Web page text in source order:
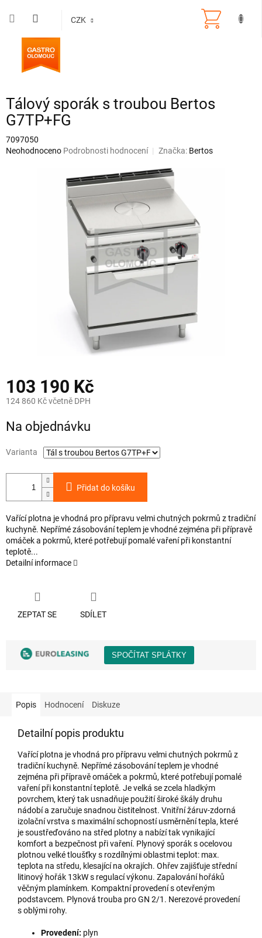
CZK
Tálový sporák s troubou Bertos
G7TP+FG
7097050
Průměrné
Neohodnoceno Podrobnosti hodnocení Značka: Bertos
103 190 Kč
124 860 Kč včetně DPH
cena:
Na objednávku
Varianta
Přidat do košíku
Vařící plotna je vhodná pro přípravu velmi chutných pokrmů z tradiční
kuchyně. Nepřímé zásobování teplem je vhodné zejména při přípravě
omáček a pokrmů, které potřebují pomalé vaření při konstantní
teplotě...
Detailní informace
ZEPTAT SE SDÍLET
Popis Hodnocení Diskuze
Detailní popis produktu
Vařící plotna je vhodná pro přípravu velmi chutných pokrmů z
tradiční kuchyně. Nepřímé zásobování teplem je vhodné
zejména při přípravě omáček a pokrmů, které potřebují pomalé
vaření při konstantní teplotě. Je velká se zcela hladkým
povrchem, který tak usnadňuje použití široké škály druhu
nádobí a zaručuje snadnou čistitelnost. Vnitřní žáruv-zdorná
izolační vrstva s maximální schopností usměrnění tepla, které
je soustřeďováno na střed plotny a nabízí tak vynikající
komfort a bezpečnost při vaření. Plynový sporák s ocelovou
plotnou velké tloušťky s rozdílnými oblastmi teplot: max.
teplota na středu, klesající na okrajích. Ohřev zajišťuje střední
litinový hořák 13kW s regulací výkonu. Zapalování hořáků
věčným plamínkem. Kompaktní provedení s otevřeným
podstavcem. Plynová trouba pro GN 2/1. Nerezové provedení
s oblými rohy.
Provedení: plyn